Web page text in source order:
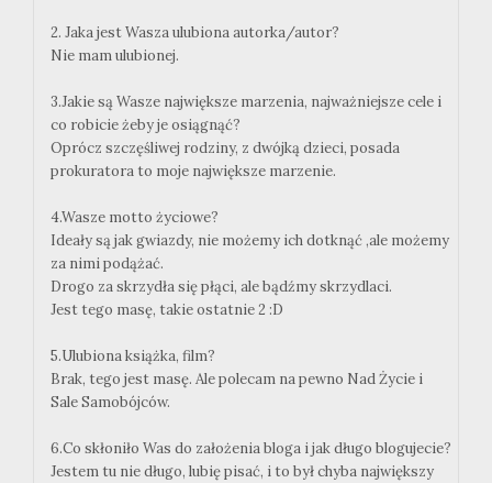
2. Jaka jest Wasza ulubiona autorka/autor?
Nie mam ulubionej.
3.Jakie są Wasze największe marzenia, najważniejsze cele i
co robicie żeby je osiągnąć?
Oprócz szczęśliwej rodziny, z dwójką dzieci, posada
prokuratora to moje największe marzenie.
4.Wasze motto życiowe?
Ideały są jak gwiazdy, nie możemy ich dotknąć ,ale możemy
za nimi podążać.
Drogo za skrzydła się płąci, ale bądźmy skrzydlaci.
Jest tego masę, takie ostatnie 2 :D
5.Ulubiona książka, film?
Brak, tego jest masę. Ale polecam na pewno Nad Życie i
Sale Samobójców.
6.Co skłoniło Was do założenia bloga i jak długo blogujecie?
Jestem tu nie długo, lubię pisać, i to był chyba największy